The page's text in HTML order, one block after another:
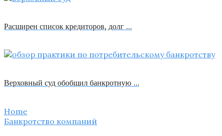
Расширен список кредиторов, долг …
Верховный суд обобщил банкротную …
Home
Банкротство компаний